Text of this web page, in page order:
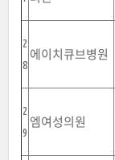
2
8
에이치큐브병원
2
9
엠여성의원